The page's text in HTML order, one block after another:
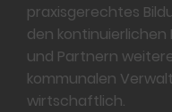
praxisgerechtes
den kontinuierlichen
und Partnern
kommunalen
wirtschaftlich.